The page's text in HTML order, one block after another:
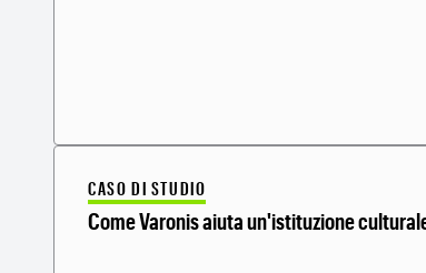
CASO DI STUDIO
Come Varonis aiuta un'istituzione